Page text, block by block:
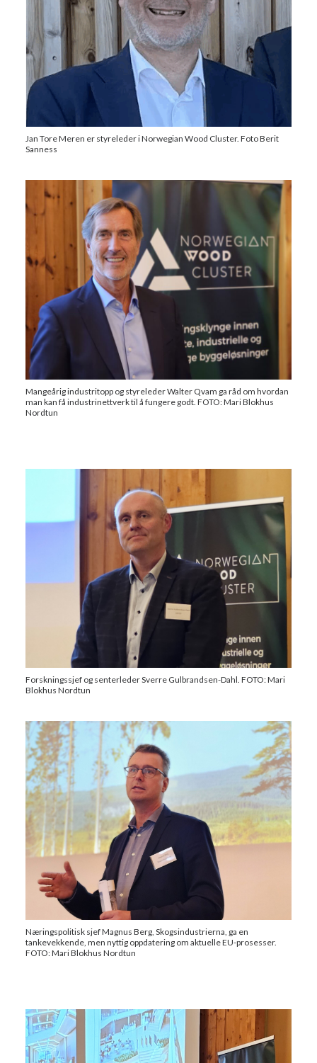
Jan Tore Meren er styreleder i Norwegian Wood Cluster. Foto Berit
Sanness
Mangeårig industritopp og styreleder Walter Qvam ga råd om hvordan
man kan få industrinettverk til å fungere godt. FOTO: Mari Blokhus
Nordtun
Forskningssjef og senterleder Sverre Gulbrandsen-Dahl. FOTO: Mari
Blokhus Nordtun
Næringspolitisk sjef Magnus Berg, Skogsindustrierna, ga en
tankevekkende, men nyttig oppdatering om aktuelle EU-prosesser.
FOTO: Mari Blokhus Nordtun